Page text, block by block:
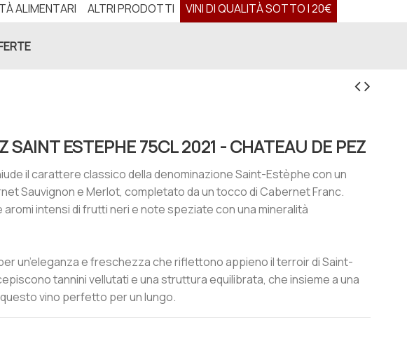
ALIMENTARI ALTRI PRODOTTI VINI DI QUALITÀ SOTTO I 20€
SAINT ESTEPHE 75CL 2021 - CHATEAU DE PEZ
il carattere classico della denominazione Saint-Estèphe con un
Sauvignon e Merlot, completato da un tocco di Cabernet Franc.
intensi di frutti neri e note speziate con una mineralità
un’eleganza e freschezza che riflettono appieno il terroir di Saint-
tannini vellutati e una struttura equilibrata, che insieme a una
vino perfetto per un lungo.